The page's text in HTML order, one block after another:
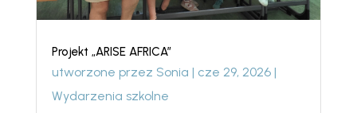
Projekt „ARISE AFRICA”
utworzone przez Sonia | cze 29, 2026|
Wydarzenia szkolne